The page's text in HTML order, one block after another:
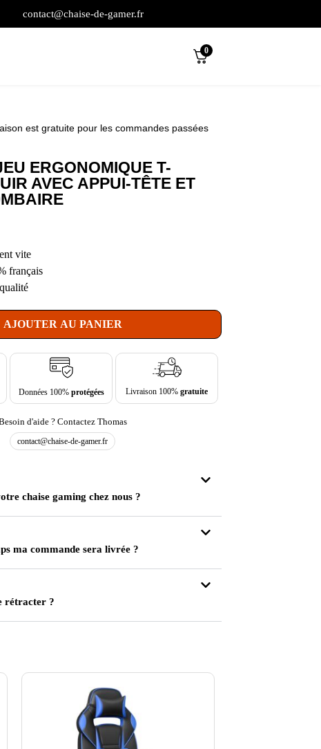
contact@chaise-de-gamer.fr
0
est gratuite pour les commandes passées
ERGONOMIQUE T-
AVEC APPUI-TÊTE ET
vite
français
AJOUTER AU PANIER
Données 100% protégées Livraison 100%gratuite
d'aide ? Contactez Thomas
contact@chaise-de-gamer.fr
chaise gaming chez nous ?
ma commande sera livrée ?
rétracter ?